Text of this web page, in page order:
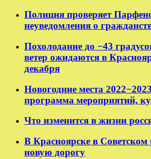
Полиция проверяет
неуведомления о
Похолодание до −43
ветер ожидаются в
декабря
Новогодние места
программа мероприятий,
Что изменится в жизни
В Красноярске в Советском
новую дорогу